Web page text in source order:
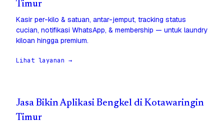
Timur
Kasir per-kilo & satuan, antar-jemput, tracking status
cucian, notifikasi WhatsApp, & membership — untuk laundry
kiloan hingga premium.
Lihat layanan →
Jasa Bikin Aplikasi Bengkel di Kotawaringin
Timur